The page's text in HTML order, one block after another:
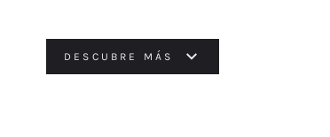
DESCUBRE MÁS